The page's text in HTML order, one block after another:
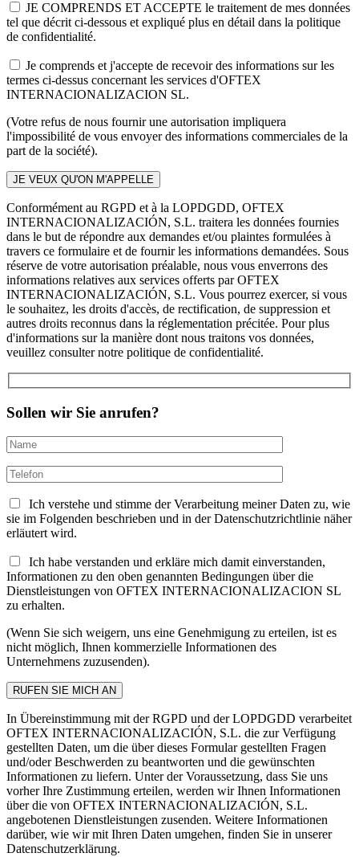
JE COMPRENDS ET ACCEPTE le traitement de mes données
tel que décrit ci-dessous et expliqué plus en détail dans la politique
de confidentialité.
Je comprends et j'accepte de recevoir des informations sur les
termes ci-dessus concernant les services d'OFTEX
INTERNACIONALIZACION SL.
(Votre refus de nous fournir une autorisation impliquera
l'impossibilité de vous envoyer des informations commerciales de la
part de la société).
Conformément au RGPD et à la LOPDGDD, OFTEX
INTERNACIONALIZACIÓN, S.L. traitera les données fournies
dans le but de répondre aux demandes et/ou plaintes formulées à
travers ce formulaire et de fournir les informations demandées. Sous
réserve de votre autorisation préalable, nous vous enverrons des
informations relatives aux services offerts par OFTEX
INTERNACIONALIZACIÓN, S.L. Vous pourrez exercer, si vous
le souhaitez, les droits d'accès, de rectification, de suppression et
autres droits reconnus dans la réglementation précitée. Pour plus
d'informations sur la manière dont nous traitons vos données,
veuillez consulter notre politique de confidentialité.
Sollen wir Sie anrufen?
Ich verstehe und stimme der Verarbeitung meiner Daten zu, wie
sie im Folgenden beschrieben und in der Datenschutzrichtlinie näher
erläutert wird.
Ich habe verstanden und erkläre mich damit einverstanden,
Informationen zu den oben genannten Bedingungen über die
Dienstleistungen von OFTEX INTERNACIONALIZACION SL
zu erhalten.
(Wenn Sie sich weigern, uns eine Genehmigung zu erteilen, ist es
nicht möglich, Ihnen kommerzielle Informationen des
Unternehmens zuzusenden).
In Übereinstimmung mit der RGPD und der LOPDGDD verarbeitet
OFTEX INTERNACIONALIZACIÓN, S.L. die zur Verfügung
gestellten Daten, um die über dieses Formular gestellten Fragen
und/oder Beschwerden zu beantworten und die gewünschten
Informationen zu liefern. Unter der Voraussetzung, dass Sie uns
vorher Ihre Zustimmung erteilen, werden wir Ihnen Informationen
über die von OFTEX INTERNACIONALIZACIÓN, S.L.
angebotenen Dienstleistungen zusenden. Weitere Informationen
darüber, wie wir mit Ihren Daten umgehen, finden Sie in unserer
Datenschutzerklärung.